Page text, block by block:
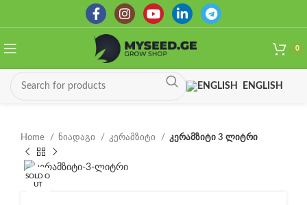
0
ENGLISH
Home ნიადაგი კერამზიტი კერამზიტი 3 ლიტრი
SOLD O
UT